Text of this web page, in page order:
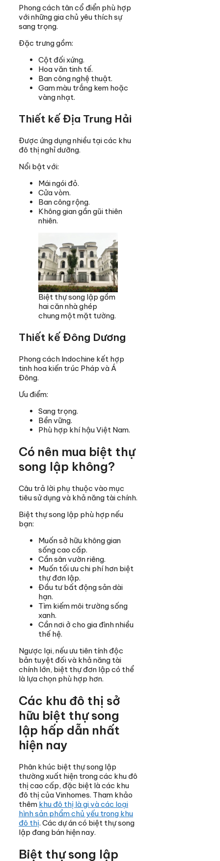
Phong cách tân cổ điển phù hợp
với những gia chủ yêu thích sự
sang trọng.
Đặc trưng gồm:
Cột đối xứng.
Hoa văn tinh tế.
Ban công nghệ thuật.
Gam màu trắng kem hoặc
vàng nhạt.
Thiết kế Địa Trung Hải
Được ứng dụng nhiều tại các khu
đô thị nghỉ dưỡng.
Nổi bật với:
Mái ngói đỏ.
Cửa vòm.
Ban công rộng.
Không gian gần gũi thiên
nhiên.
Biệt thự song lập gồm
hai căn nhà ghép
chung một mặt tường.
Thiết kế Đông Dương
Phong cách Indochine kết hợp
tinh hoa kiến trúc Pháp và Á
Đông.
Ưu điểm:
Sang trọng.
Bền vững.
Phù hợp khí hậu Việt Nam.
Có nên mua biệt thự
song lập không?
Câu trả lời phụ thuộc vào mục
tiêu sử dụng và khả năng tài chính.
Biệt thự song lập phù hợp nếu
bạn:
Muốn sở hữu không gian
sống cao cấp.
Cần sân vườn riêng.
Muốn tối ưu chi phí hơn biệt
thự đơn lập.
Đầu tư bất động sản dài
hạn.
Tìm kiếm môi trường sống
xanh.
Cần nơi ở cho gia đình nhiều
thế hệ.
Ngược lại, nếu ưu tiên tính độc
bản tuyệt đối và khả năng tài
chính lớn, biệt thự đơn lập có thể
là lựa chọn phù hợp hơn.
Các khu đô thị sở
hữu biệt thự song
lập hấp dẫn nhất
hiện nay
Phân khúc biệt thự song lập
thường xuất hiện trong các khu đô
thị cao cấp, đặc biệt là các khu
đô thị của Vinhomes. Tham khảo
thêm khu đô thị là gi và các loại
hình sản phẩm chủ yếu trong khu
đô thị. Các dự án có biệt thự song
lập đang bán hiện nay.
Biệt thự song lập